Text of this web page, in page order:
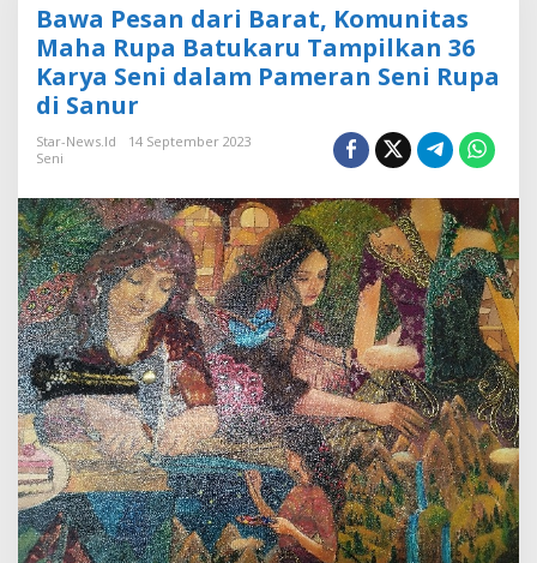
w
a
P
e
n
r
i
B
a
r
a
t
,
K
o
m
u
n
i
t
a
Bawa Pesan dari Barat, Komunitas
Maha Rupa Batukaru Tampilkan 36
Karya Seni dalam Pameran Seni Rupa
di Sanur
Star-News.id
14 September 2023
Seni